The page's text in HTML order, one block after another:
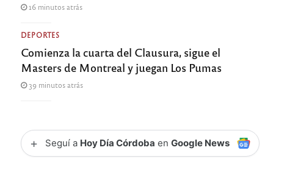
16 minutos atrás
DEPORTES
Comienza la cuarta del Clausura, sigue el
Masters de Montreal y juegan Los Pumas
39 minutos atrás
+ Seguí a Hoy Día Córdoba enGoogle News